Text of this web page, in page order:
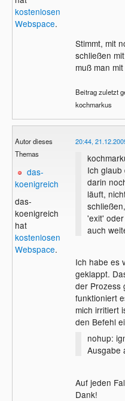
kostenlosen
Webspace.
Stimmt, mit
schließen
muß man
Beitrag zuletzt
kochmarkus
Autor dieses
Themas
das-
koenigreich
das-
koenigreich
hat
kostenlosen
Webspace.
20:44,
Ich glaub
darin
läuft,
'exit'
auch
Ich habe es
geklappt.
der Prozess
funktioniert
mich irritiert
den Befehl
nohup:
Ausgabe
Auf jeden
Dank!